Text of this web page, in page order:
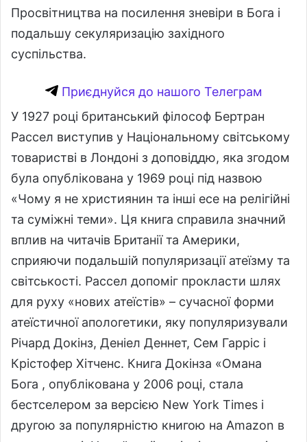
Просвітництва на посилення зневіри в Бога і
подальшу секуляризацію західного
суспільства.
Приєднуйся до нашого Телеграм
У 1927 році британський філософ Бертран
Рассел виступив у Національному світському
товаристві в Лондоні з доповіддю, яка згодом
була опублікована у 1969 році під назвою
«Чому я не християнин та інші есе на релігійні
та суміжні теми». Ця книга справила значний
вплив на читачів Британії та Америки,
сприяючи подальшій популяризації атеїзму та
світськості. Рассел допоміг прокласти шлях
для руху «нових атеїстів» – сучасної форми
атеїстичної апологетики, яку популяризували
Річард Докінз, Деніел Деннет, Сем Гарріс і
Крістофер Хітченс. Книга Докінза «Омана
Бога , опублікована у 2006 році, стала
бестселером за версією New York Times і
другою за популярністю книгою на Amazon в